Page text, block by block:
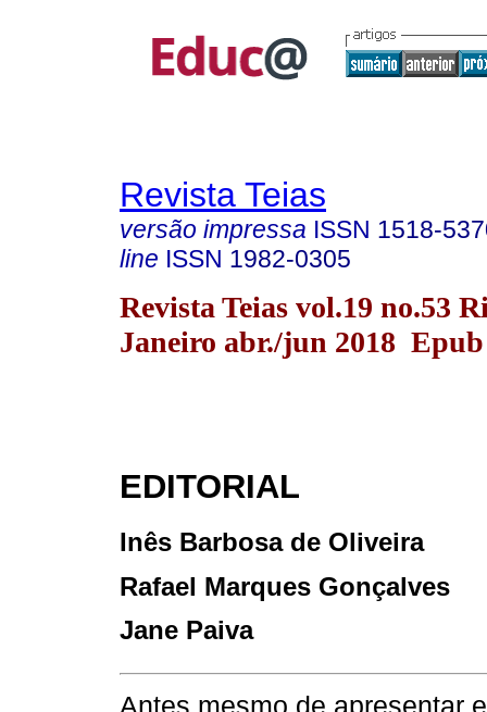
Revista Teias
versão impressa ISSN 1518-
line ISSN 1982-0305
Revista Teias vol.19 no.53
Janeiro abr./jun 2018 Epub
EDITORIAL
Inês Barbosa de Oliveira
Rafael Marques Gonçalves
Jane Paiva
Antes mesmo de apresentar